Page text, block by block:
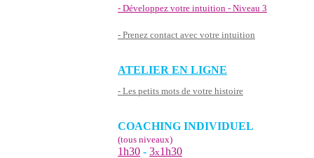
- Développez votre intuition - Niveau 3
- Prenez contact avec votre intuition
ATELIER EN LIGNE
- Les petits mots de votre histoire
COACHING INDIVIDUEL
(tous niveaux)
1h30 - 3x1h30